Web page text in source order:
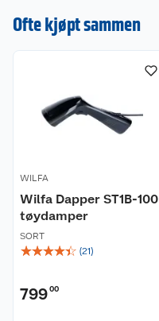
Ofte kjøpt sammen
WILFA
Wilfa Dapper ST1B-100
tøydamper
SORT
☆☆☆☆☆ (21)
79900